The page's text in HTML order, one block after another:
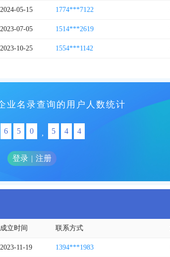
2024-05-15 1774***7122
2023-07-05 1514***2619
2023-10-25 1554***1142
业名录查询的用户人数统计
6 5 0 , 5 4 4
登录 | 注册
成立时间 联系方式
2023-11-19 1394***1983